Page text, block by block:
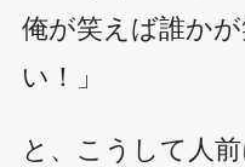
俺が笑えば誰か
い！」
と、こうして人